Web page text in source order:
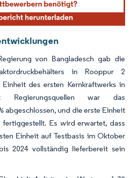
von Bangladesch gab die
in Rooppur 2
des ersten Kernkraftwerks in
Regierungsquellen war das
abgeschlossen, und die erste Einheit
fertiggestellt. Es wird erwartet, dass
Einheit auf Testbasis im Oktober
2024 vollständig lieferbereit sein